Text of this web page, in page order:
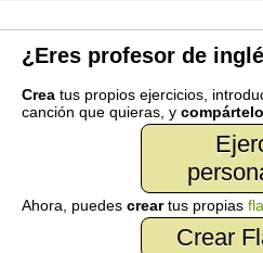
¿Eres profesor de
Creatus propios ejercicios,
canción que quieras, y compártelo
Ahora, puedes creartus propias
Crear